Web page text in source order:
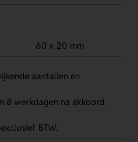
60 x 20 mm
aantallen en
8 werkdagen na akkoord
BTW.